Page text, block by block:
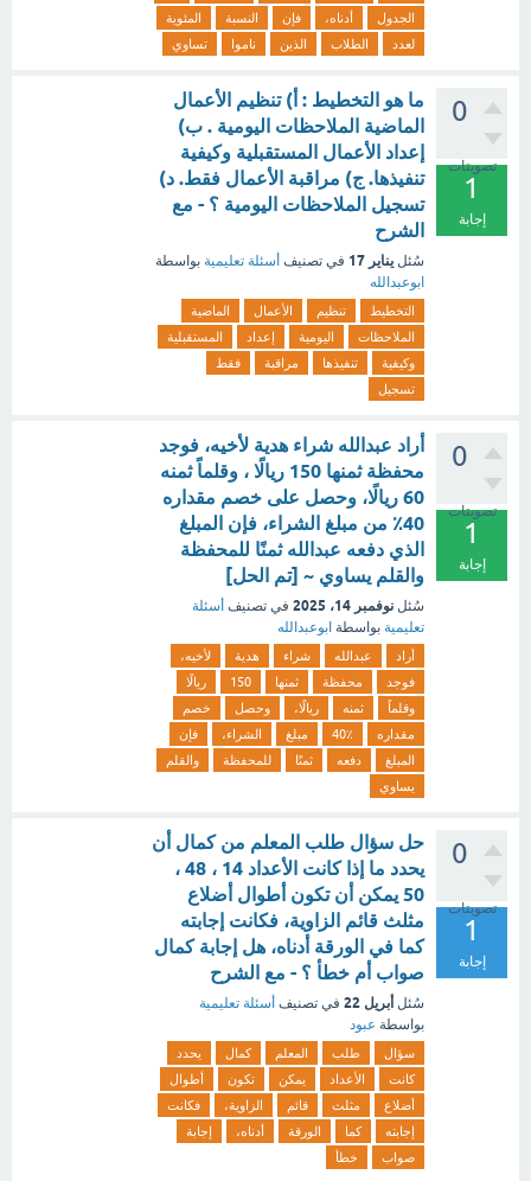
الجدول
أدناه، فإن النسبة
المئوية
لعدد
الطلاب الذين ناموا تساوي
0
تصويتات
1
إجابة
ما هو التخطيط : أ) تنظيم الأعمال
الماضية الملاحظات اليومية . ب)
إعداد الأعمال المستقبلية وكيفية
تنفيذها. ج) مراقبة الأعمال فقط. د)
تسجيل الملاحظات اليومية ؟ - مع
الشرح
سُئل يناير 17 في تصنيف أسئلة تعليمية بواسطة
ابوعبدالله
التخطيط تنظيم الأعمال
الماضية
الملاحظات
اليومية إعداد
المستقبلية
وكيفية
تنفيذها مراقبة
فقط
تسجيل
0
تصويتات
1
إجابة
أراد عبدالله شراء هدية لأخيه، فوجد
محفظة ثمنها 150 ريالًا ، وقلماً ثمنه
60 ريالًا، وحصل على خصم مقداره
40٪ من مبلغ الشراء، فإن المبلغ
الذي دفعه عبدالله ثمنًا للمحفظة
والقلم يساوي ~ [تم الحل]
سُئل نوفمبر 14، 2025 في تصنيف أسئلة
تعليمية بواسطة ابوعبدالله
أراد عبدالله شراء هدية
لأخيه،
فوجد
محفظة ثمنها 150
ريالًا
وقلماً
ثمنه ريالًا، وحصل
خصم
مقداره
40٪ مبلغ الشراء،
فإن
المبلغ
دفعه ثمنًا للمحفظة
والقلم
يساوي
0
تصويتات
1
إجابة
حل سؤال طلب المعلم من كمال أن
يحدد ما إذا كانت الأعداد 14 ، 48 ،
50 يمكن أن تكون أطوال أضلاع
مثلث قائم الزاوية، فكانت إجابته
كما في الورقة أدناه، هل إجابة كمال
صواب أم خطأ ؟ - مع الشرح
سُئل أبريل 22 في تصنيف أسئلة تعليمية
بواسطة عبود
سؤال طلب المعلم كمال
يحدد
كانت
الأعداد يمكن تكون
أطوال
أضلاع
مثلث قائم الزاوية،
فكانت
إجابته
كما الورقة أدناه،
إجابة
صواب
خطأ